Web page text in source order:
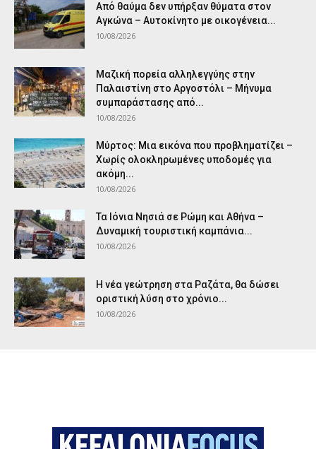
Από θαύμα δεν υπήρξαν θύματα στον
Αγκώνα – Αυτοκίνητο με οικογένεια...
10/08/2026
Μαζική πορεία αλληλεγγύης στην
Παλαιστίνη στο Αργοστόλι – Μήνυμα
συμπαράστασης από...
10/08/2026
Μύρτος: Μια εικόνα που προβληματίζει –
Χωρίς ολοκληρωμένες υποδομές για
ακόμη...
10/08/2026
Τα Ιόνια Νησιά σε Ρώμη και Αθήνα –
Δυναμική τουριστική καμπάνια...
10/08/2026
Η νέα γεώτρηση στα Ραζάτα, θα δώσει
οριστική λύση στο χρόνιο...
10/08/2026